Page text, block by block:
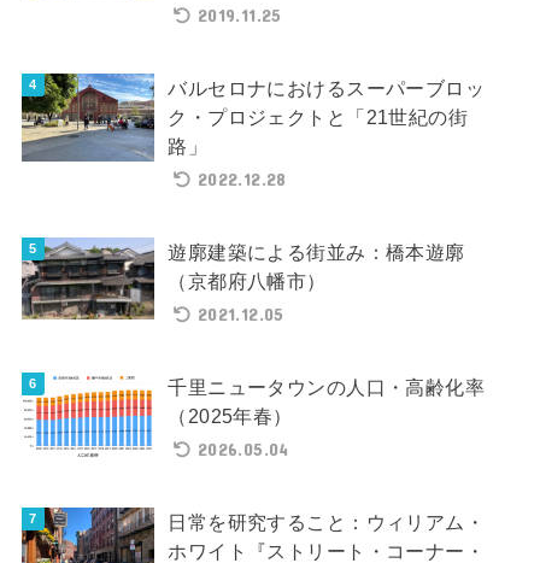
2019.11.25
バルセロナにおけるスーパーブロッ
ク・プロジェクトと「21世紀の街
路」
2022.12.28
遊廓建築による街並み：橋本遊廓
（京都府八幡市）
2021.12.05
千里ニュータウンの人口・高齢化率
（2025年春）
2026.05.04
日常を研究すること：ウィリアム・
ホワイト『ストリート・コーナー・